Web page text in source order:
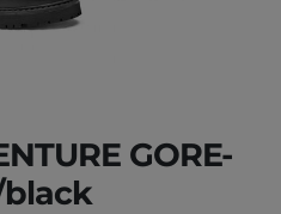
GORE-
black